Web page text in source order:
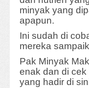
minyak yang
apapun.
Ini sudah di
mereka
Pak Minyak
enak dan di
yang hadir di